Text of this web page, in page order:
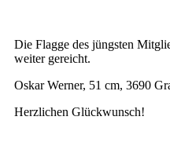
Die Flagge des jüngsten
weiter gereicht.
Oskar Werner, 51 cm, 3690
Herzlichen Glückwunsch!